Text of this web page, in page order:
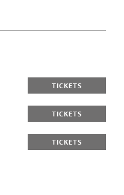
TICKETS
TICKETS
TICKETS